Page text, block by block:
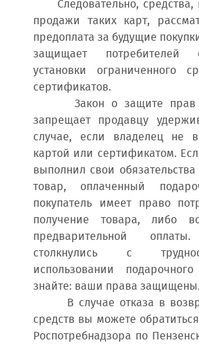
Следовательно, средства,
продажи таких карт,
предоплата за будущие
защищает потребителей
установки ограниченного
сертификатов.
Закон о защите прав
запрещает продавцу
случае, если владелец не
картой или сертификатом.
выполнил свои
товар, оплаченный
покупатель имеет право
получение товара, либо
предварительной
столкнулись с
использовании
знайте: ваши права защищены.
В случае отказа в
средств вы можете
Роспотребнадзора по